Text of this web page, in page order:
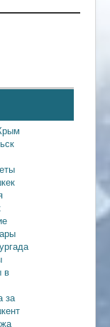
в
за